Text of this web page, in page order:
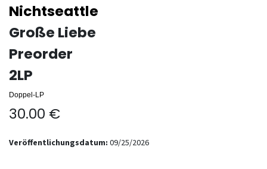
Nichtseattle
Große Liebe
Preorder
2LP
Doppel-LP
30.00 €
Veröffentlichungsdatum: 09/25/2026